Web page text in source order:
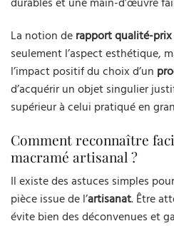
La notion de rapport qualité-prix
seulement l’aspect esthétique,
l’impact positif du choix d’un
d’acquérir un objet singulier
supérieur à celui pratiqué en
Comment reconnaître
macramé artisanal ?
Il existe des astuces simples
pièce issue de l’artisanat. Être
évite bien des déconvenues et